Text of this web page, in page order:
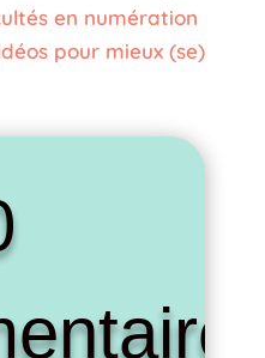
en numération
pour mieux (se)